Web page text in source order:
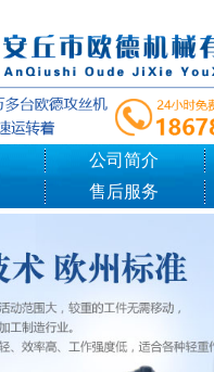
公司简介
售后服务